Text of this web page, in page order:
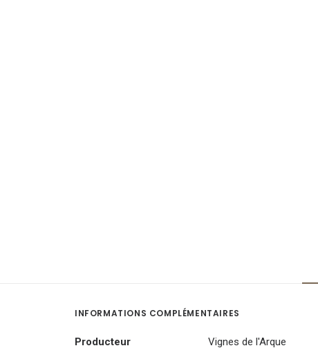
INFORMATIONS COMPLÉMENTAIRES
Producteur
Vignes de l'Arque